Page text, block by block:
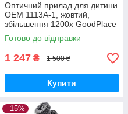
Оптичний прилад для дитини
OEM 1113A-1, жовтий,
збільшення 1200х GoodPlace
-worry-free-shopping-
Готово до відправки
1 247 ₴ 1 500 ₴
Купити
–15%